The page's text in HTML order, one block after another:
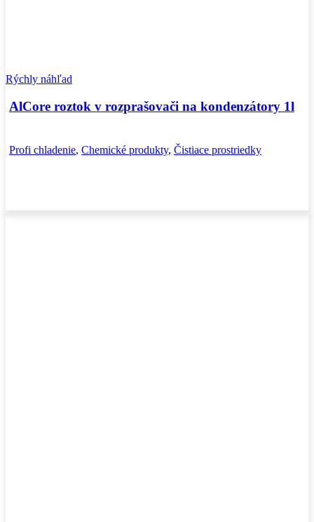
Rýchly náhľad
AlCore roztok v rozprašovači na kondenzátory 1l
Profi chladenie, Chemické produkty, Čistiace prostriedky